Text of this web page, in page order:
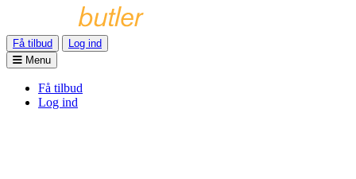
Få tilbud
Log ind
Menu
Få tilbud
Log ind